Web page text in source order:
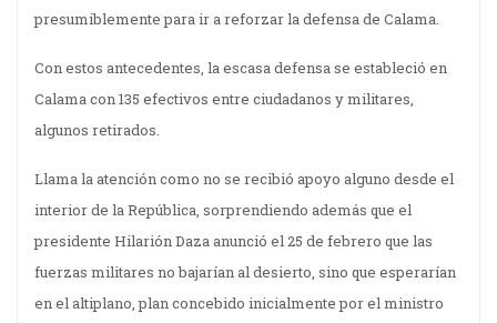
presumiblemente para ir a reforzar la defensa de Calama.
Con estos antecedentes, la escasa defensa se estableció en
Calama con 135 efectivos entre ciudadanos y militares,
algunos retirados.
Llama la atención como no se recibió apoyo alguno desde el
interior de la República, sorprendiendo además que el
presidente Hilarión Daza anunció el 25 de febrero que las
fuerzas militares no bajarían al desierto, sino que esperarían
en el altiplano, plan concebido inicialmente por el ministro